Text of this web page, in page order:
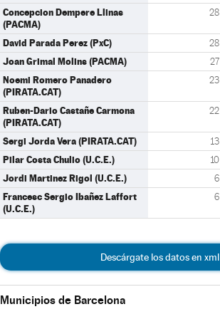
Concepcion Dempere Llinas
(PACMA)
28
David Parada Perez (PxC) 28
Joan Grimal Molins (PACMA) 27
Noemi Romero Panadero
(PIRATA.CAT)
23
Ruben-Dario Castañe Carmona
(PIRATA.CAT)
22
Sergi Jorda Vera (PIRATA.CAT) 13
Pilar Costa Chulio (U.C.E.) 10
Jordi Martinez Rigol (U.C.E.) 6
Francesc Sergio Ibañez Laffort
(U.C.E.)
6
Descárgate los datos en xml
Municipios de Barcelona